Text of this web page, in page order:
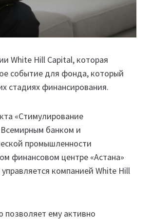
White Hill Capital, которая
событие для фонда, который
стадиях финансирования.
«Стимулирование
Всемирным банком и
промышленности
финансовом центре «Астана»
компанией White Hill
ему активно